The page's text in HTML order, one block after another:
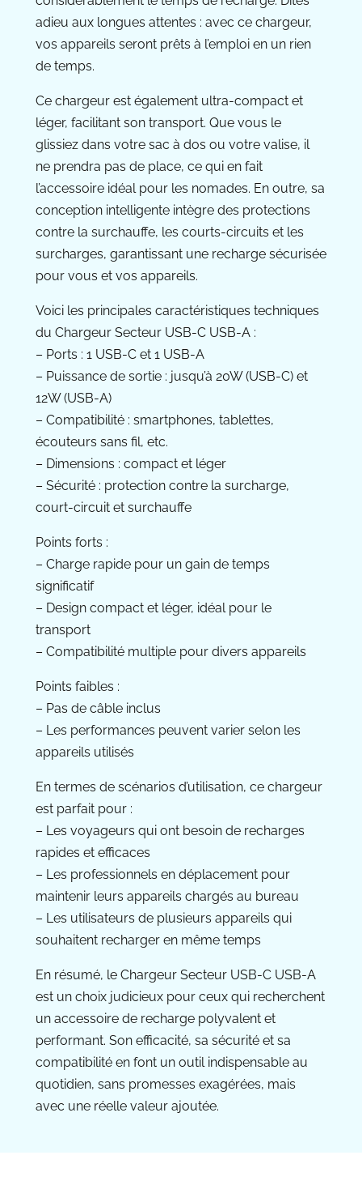
adieu aux longues attentes : avec ce chargeur,
vos appareils seront prêts à l’emploi en un rien
de temps.
Ce chargeur est également ultra-compact et
léger, facilitant son transport. Que vous le
glissiez dans votre sac à dos ou votre valise, il
ne prendra pas de place, ce qui en fait
l’accessoire idéal pour les nomades. En outre, sa
conception intelligente intègre des protections
contre la surchauffe, les courts-circuits et les
surcharges, garantissant une recharge sécurisée
pour vous et vos appareils.
Voici les principales caractéristiques techniques
du Chargeur Secteur USB-C USB-A :
– Ports : 1 USB-C et 1 USB-A
– Puissance de sortie : jusqu’à 20W (USB-C) et
12W (USB-A)
– Compatibilité : smartphones, tablettes,
écouteurs sans fil, etc.
– Dimensions : compact et léger
– Sécurité : protection contre la surcharge,
court-circuit et surchauffe
Points forts :
– Charge rapide pour un gain de temps
significatif
– Design compact et léger, idéal pour le
transport
– Compatibilité multiple pour divers appareils
Points faibles :
– Pas de câble inclus
– Les performances peuvent varier selon les
appareils utilisés
En termes de scénarios d’utilisation, ce chargeur
est parfait pour :
– Les voyageurs qui ont besoin de recharges
rapides et efficaces
– Les professionnels en déplacement pour
maintenir leurs appareils chargés au bureau
– Les utilisateurs de plusieurs appareils qui
souhaitent recharger en même temps
En résumé, le Chargeur Secteur USB-C USB-A
est un choix judicieux pour ceux qui recherchent
un accessoire de recharge polyvalent et
performant. Son efficacité, sa sécurité et sa
compatibilité en font un outil indispensable au
quotidien, sans promesses exagérées, mais
avec une réelle valeur ajoutée.